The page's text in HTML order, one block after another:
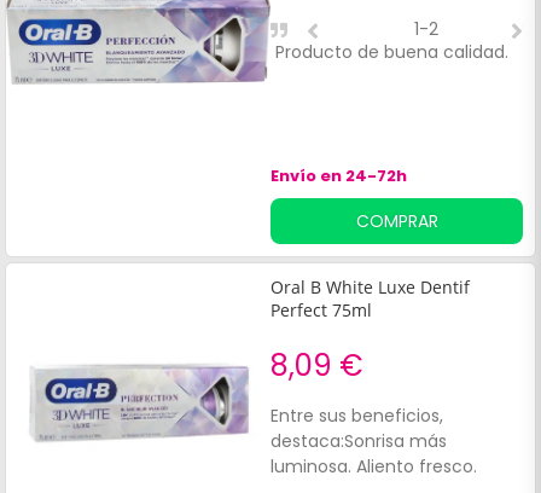
Producto de buena calidad.
1-2
Envío en 24-72h
COMPRAR
Oral B White Luxe Dentif
Perfect 75ml
8,09 €
Entre sus beneficios,
destaca:Sonrisa más
luminosa. Aliento fresco.